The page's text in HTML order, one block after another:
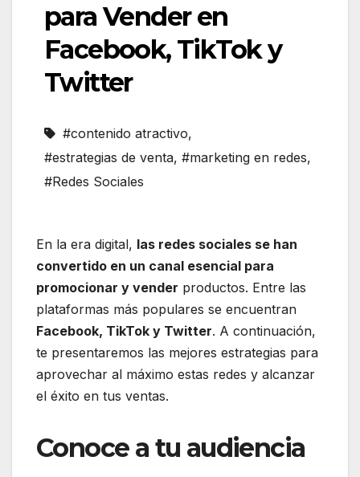
para Vender en
Facebook, TikTok y
Twitter
#contenido atractivo,
#estrategias de venta, #marketing en redes,
#Redes Sociales
En la era digital, las redes sociales se han
convertido en un canal esencial para
promocionar y vender productos. Entre las
plataformas más populares se encuentran
Facebook, TikTok y Twitter. A continuación,
te presentaremos las mejores estrategias para
aprovechar al máximo estas redes y alcanzar
el éxito en tus ventas.
Conoce a tu audiencia